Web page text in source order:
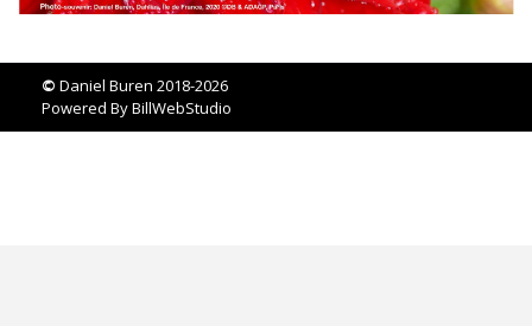
© Daniel Buren 2018-2026
Powered ByBillWebStudio